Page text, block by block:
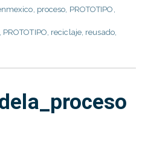
proceso PROTOTIPO
PROTOTIPO reciclaje, reusado,